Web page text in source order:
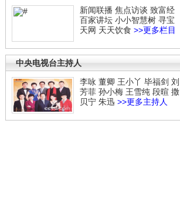
新闻联播 焦点访谈 致富经
百家讲坛 小小智慧树 寻宝
天网 天天饮食 >>更多栏目
中央电视台主持人
李咏 董卿 王小丫 毕福剑 刘
芳菲 孙小梅 王雪纯 段暄 撒
贝宁 朱迅 >>更多主持人